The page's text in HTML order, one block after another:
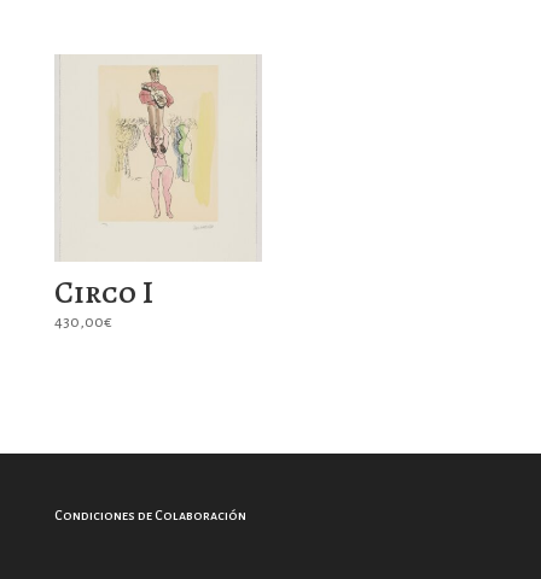
Circo I
430,00€
Condiciones de Colaboración